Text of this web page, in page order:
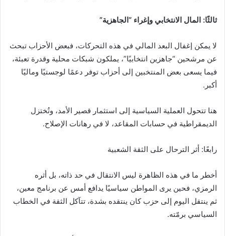
ثالثًا: المال الانتخابي وإغراء “الجاهزية”
لا يمكن إغفال البعد المالي في هذه التحركات، فبعض الأحزاب تبحث
عن مرشحين “جاهزين انتخابيًا”، يملكون شبكات محلية وقدرة تعبئة،
فيما يسعى بعض المنتخبين إلى أحزاب توفر دعمًا لوجستيًا وماليًا
أكبر.
هنا تتحول العملية السياسية إلى استثمار قصير الأمد، وتُختزل
الديمقراطية في حسابات المقاعد، لا في رهانات الإصلاح.
رابعًا: أثر الترحال على الثقة الشعبية
أخطر ما في هذه الظاهرة ليس الانتقال في حد ذاته، بل أثره
الرمزي، فحين يرى المواطن سياسيًا يدافع أمس عن برنامج معين،
ثم ينتقل اليوم إلى حزب كان ينتقده بشدة، تتآكل الثقة في الخطاب
السياسي برمّته.